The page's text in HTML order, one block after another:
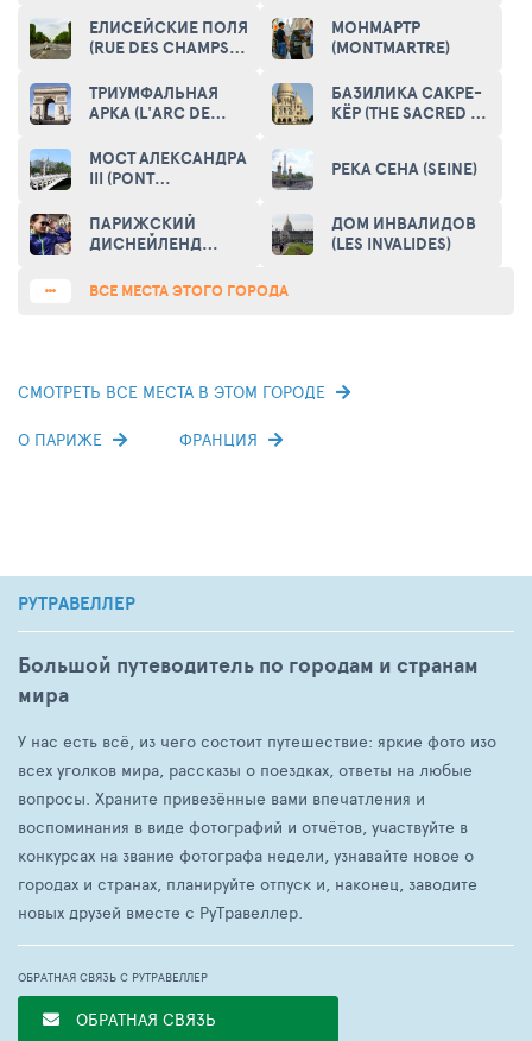
(NOTRE-DAME DE
PARIS)
ЕЛИСЕЙСКИЕ ПОЛЯ
(RUE DES CHAMPS
МОНМАРТР
(MONTMARTRE)
ТРИУМФАЛЬНАЯ
АРКА (L'ARC DE
L'ETOILE)
БАЗИЛИКА САКРЕ-
КЁР (THE SACRED -
МОСТ АЛЕКСАНДРА
III (PONT
РЕКА СЕНА (SEINE)
ПАРИЖСКИЙ
ДИСНЕЙЛЕНД
RESORT PARIS)
ДОМ ИНВАЛИДОВ
(LES INVALIDES)
ВСЕ МЕСТА ЭТОГО ГОРОДА
СМОТРЕТЬ ВСЕ МЕСТА В ЭТОМ ГОРОДЕ
О ПАРИЖЕ ФРАНЦИЯ
РУТРАВЕЛЛЕР
Большой путеводитель по городам и странам
мира
У нас есть всё, из чего состоит путешествие: яркие фото изо
всех уголков мира, рассказы о поездках, ответы на любые
вопросы. Храните привезённые вами впечатления и
воспоминания в виде фотографий и отчётов, участвуйте в
конкурсах на звание фотографа недели, узнавайте новое о
городах и странах, планируйте отпуск и, наконец, заводите
новых друзей вместе с РуТравеллер.
ОБРАТНАЯ СВЯЗЬ С РУТРАВЕЛЛЕР
ОБРАТНАЯ СВЯЗЬ